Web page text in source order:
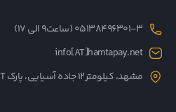
05138496301-3 (ساعت۹ الی ۱۷)
info[AT]hamtapay.net
مشهد، کیلومتر12 جاده آسیایی، پارک ICT استان خراسان